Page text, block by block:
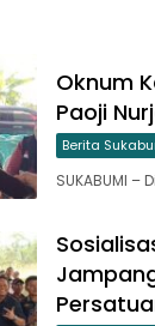
Oknum
Paoji
Berita
SUKABUMI